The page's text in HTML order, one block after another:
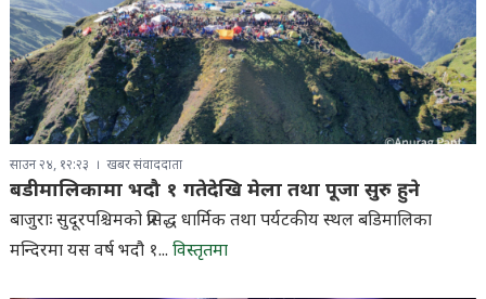
साउन २४, १२:२३ खबर संवाददाता
बडीमालिकामा भदौ १ गतेदेखि मेला तथा पूजा सुरु हुने
बाजुराः सुदूरपश्चिमको प्रसिद्ध धार्मिक तथा पर्यटकीय स्थल बडिमालिका
मन्दिरमा यस वर्ष भदौ १... विस्तृतमा